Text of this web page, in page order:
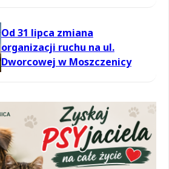
Od 31 lipca zmiana
organizacji ruchu na ul.
Dworcowej w Moszczenicy